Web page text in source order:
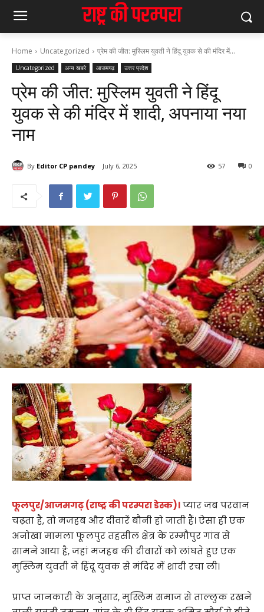
Home Uncategorized प्रेम की जीत: मुस्लिम युवती ने हिंदू युवक से की मंदिर में...
Uncategorized अन्य खबरे आजमगढ़ उत्तर प्रदेश
प्रेम की जीत: मुस्लिम युवती ने हिंदू
युवक से की मंदिर में शादी, अपनाया नया
नाम
By Editor CP pandey July 6, 2025 0
57
फूलपुर/आजमगढ़ (राष्ट्र की परम्परा डेस्क)।प्यार जब परवान
चढ़ता है, तो मजहब और दीवारें बौनी हो जाती हैं। ऐसा ही एक
अनोखा मामला फूलपुर तहसील क्षेत्र के रम्मौपुर गांव से
सामने आया है, जहां मजहब की दीवारों को लांघते हुए एक
मुस्लिम युवती ने हिंदू युवक से मंदिर में शादी रचा ली।
प्राप्त जानकारी के अनुसार, मुस्लिम समाज से ताल्लुक रखने